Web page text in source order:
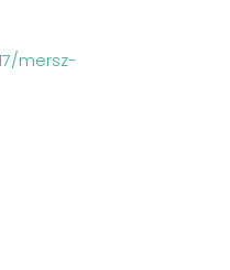
mersz-